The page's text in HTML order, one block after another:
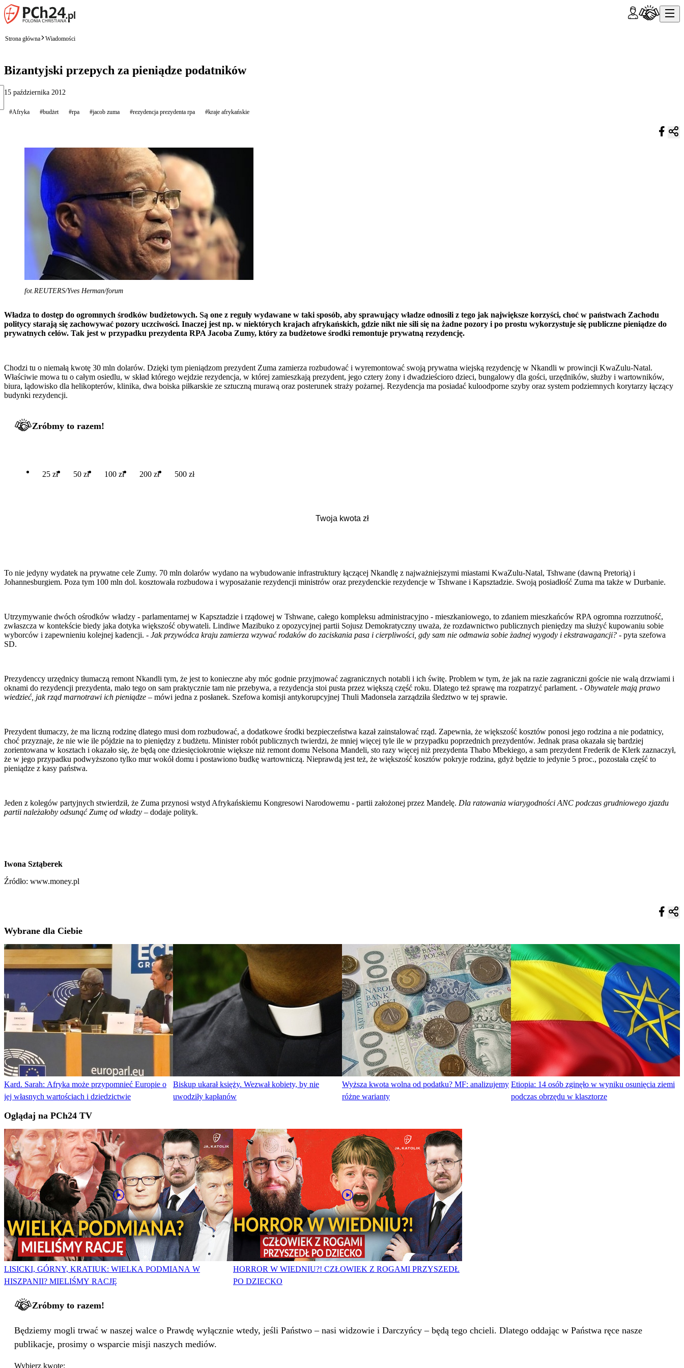
Strona główna Wiadomości
Bizantyjski przepych za pieniądze podatników
15 października 2012
#Afryka #budżet #rpa #jacob zuma #rezydencja prezydenta rpa #kraje afrykańskie
fot.REUTERS/Yves Herman/forum
Władza to dostęp do ogromnych środków budżetowych. Są one z reguły wydawane w taki sposób, aby sprawujący władze odnosili z tego jak największe korzyści, choć w państwach Zachodu
politycy starają się zachowywać pozory uczciwości. Inaczej jest np. w niektórych krajach afrykańskich, gdzie nikt nie sili się na żadne pozory i po prostu wykorzystuje się publiczne pieniądze do
prywatnych celów. Tak jest w przypadku prezydenta RPA Jacoba Zumy, który za budżetowe środki remontuje prywatną rezydencję.
Chodzi tu o niemałą kwotę 30 mln dolarów. Dzięki tym pieniądzom prezydent Zuma zamierza rozbudować i wyremontować swoją prywatna wiejską rezydencję w Nkandli w prowincji KwaZulu-Natal.
Właściwie mowa tu o całym osiedlu, w skład którego wejdzie rezydencja, w której zamieszkają prezydent, jego cztery żony i dwadzieścioro dzieci, bungalowy dla gości, urzędników, służby i wartowników,
biura, lądowisko dla helikopterów, klinika, dwa boiska piłkarskie ze sztuczną murawą oraz posterunek straży pożarnej. Rezydencja ma posiadać kuloodporne szyby oraz system podziemnych korytarzy łączący
budynki rezydencji.
Zróbmy to razem!
25 zł 50 zł 100 zł 200 zł 500 zł
To nie jedyny wydatek na prywatne cele Zumy. 70 mln dolarów wydano na wybudowanie infrastruktury łączącej Nkandlę z najważniejszymi miastami KwaZulu-Natal, Tshwane (dawną Pretorią) i
Johannesburgiem. Poza tym 100 mln dol. kosztowała rozbudowa i wyposażanie rezydencji ministrów oraz prezydenckie rezydencje w Tshwane i Kapsztadzie. Swoją posiadłość Zuma ma także w Durbanie.
Utrzymywanie dwóch ośrodków władzy - parlamentarnej w Kapsztadzie i rządowej w Tshwane, całego kompleksu administracyjno - mieszkaniowego, to zdaniem mieszkańców RPA ogromna rozrzutność,
zwłaszcza w kontekście biedy jaka dotyka większość obywateli. Lindiwe Mazibuko z opozycyjnej partii Sojusz Demokratyczny uważa, że rozdawnictwo publicznych pieniędzy ma służyć kupowaniu sobie
wyborców i zapewnieniu kolejnej kadencji. - Jak przywódca kraju zamierza wzywać rodaków do zaciskania pasa i cierpliwości, gdy sam nie odmawia sobie żadnej wygody i ekstrawagancji? - pyta szefowa
SD.
Prezydenccy urzędnicy tłumaczą remont Nkandli tym, że jest to konieczne aby móc godnie przyjmować zagranicznych notabli i ich świtę. Problem w tym, że jak na razie zagraniczni goście nie walą drzwiami i
oknami do rezydencji prezydenta, mało tego on sam praktycznie tam nie przebywa, a rezydencja stoi pusta przez większą część roku. Dlatego też sprawę ma rozpatrzyć parlament. - Obywatele mają prawo
wiedzieć, jak rząd marnotrawi ich pieniądze – mówi jedna z posłanek. Szefowa komisji antykorupcyjnej Thuli Madonsela zarządziła śledztwo w tej sprawie.
Prezydent tłumaczy, że ma liczną rodzinę dlatego musi dom rozbudować, a dodatkowe środki bezpieczeństwa kazał zainstalować rząd. Zapewnia, że większość kosztów ponosi jego rodzina a nie podatnicy,
choć przyznaje, że nie wie ile pójdzie na to pieniędzy z budżetu. Minister robót publicznych twierdzi, że mniej więcej tyle ile w przypadku poprzednich prezydentów. Jednak prasa okazała się bardziej
zorientowana w kosztach i okazało się, że będą one dziesięciokrotnie większe niż remont domu Nelsona Mandeli, sto razy więcej niż prezydenta Thabo Mbekiego, a sam prezydent Frederik de Klerk zaznaczył,
że w jego przypadku podwyższono tylko mur wokół domu i postawiono budkę wartowniczą. Nieprawdą jest też, że większość kosztów pokryje rodzina, gdyż będzie to jedynie 5 proc., pozostała część to
pieniądze z kasy państwa.
Jeden z kolegów partyjnych stwierdził, że Zuma przynosi wstyd Afrykańskiemu Kongresowi Narodowemu - partii założonej przez Mandelę. Dla ratowania wiarygodności ANC podczas grudniowego zjazdu
partii należałoby odsunąć Zumę od władzy – dodaje polityk.
Iwona Sztąberek
Źródło: www.money.pl
Wybrane dla Ciebie
Kard. Sarah: Afryka może przypomnieć Europie o
jej własnych wartościach i dziedzictwie
Biskup ukarał księży. Wezwał kobiety, by nie
uwodziły kapłanów
Wyższa kwota wolna od podatku? MF: analizujemy
różne warianty
Etiopia: 14 osób zginęło w wyniku osunięcia ziemi
podczas obrzędu w klasztorze
Oglądaj na PCh24 TV
LISICKI, GÓRNY, KRATIUK: WIELKA PODMIANA W
HISZPANII? MIELIŚMY RACJĘ
HORROR W WIEDNIU?! CZŁOWIEK Z ROGAMI PRZYSZEDŁ
PO DZIECKO
Zróbmy to razem!
Będziemy mogli trwać w naszej walce o Prawdę wyłącznie wtedy, jeśli Państwo – nasi widzowie i Darczyńcy – będą tego chcieli. Dlatego oddając w Państwa ręce nasze
publikacje, prosimy o wsparcie misji naszych mediów.
Wybierz kwotę: